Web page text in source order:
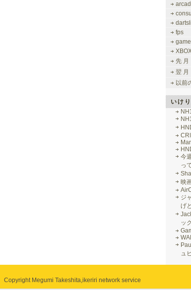
fps
先 月
翌 月
以前
いけ
今
っ
映
ジ
げ
ッ
ュ
Copyright Megumi Takeshita,ikeriri network service